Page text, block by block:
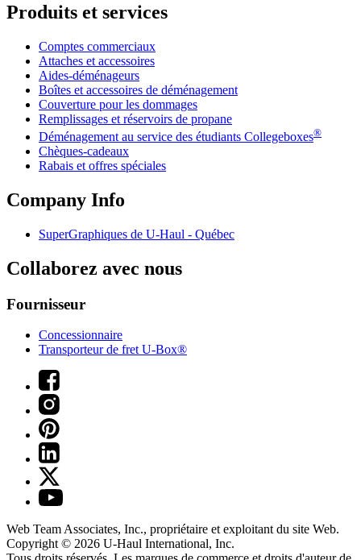
Produits et services
Comptes commerciaux
Attaches et accessoires
Aides-déménageurs
Boîtes et accessoires de déménagement
Couverture pour les dommages
Remplissages et réservoirs de propane
Déménagement au service des étudiants Collegeboxes®
Chèques-cadeaux
Rabais et offres spéciales
Company Info
SuperGraphiques de U-Haul - Québec
Collaborez avec nous
Fournisseur
Concessionnaire
Transporteur de fret U-Box®
Web Team Associates, Inc., propriétaire et exploitant du site Web.
Copyright © 2026 U-Haul International, Inc.